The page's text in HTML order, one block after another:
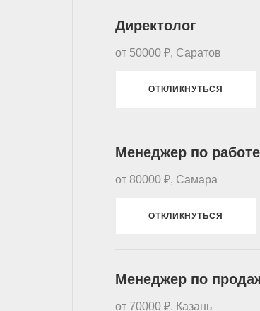
Директолог
от 50000 ₽, Саратов
ОТКЛИКНУТЬСЯ
Менеджер по
от 80000 ₽, Самара
ОТКЛИКНУТЬСЯ
Менеджер по
от 70000 ₽, Казань